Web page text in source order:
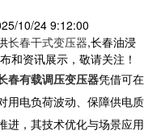
10/24 9:12:00
长春干式变压器,长春油浸
和资讯展示，敬请关注！
春有载调压变压器凭借可在
用电负荷波动、保障供电质
进，其技术优化与场景应用